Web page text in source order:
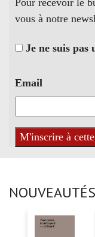
Pour recevoir le
vous à notre
Je ne suis pas
Email
NOUVEAUTÉS